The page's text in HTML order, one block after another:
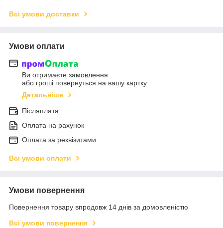
Всі умови доставки
Умови оплати
Ви отримаєте замовлення
або гроші повернуться на вашу картку
Детальніше
Післяплата
Оплата на рахунок
Оплата за реквізитами
Всі умови оплати
Умови повернення
Повернення товару впродовж 14 днів за домовленістю
Всі умови повернення